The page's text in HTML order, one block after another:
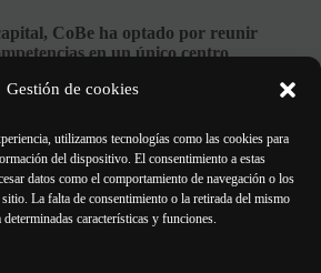
Gestión de cookies
utilizamos tecnologías como las cookies para
del dispositivo. El consentimiento a estas
datos como el comportamiento de navegación o los
La falta de consentimiento o la retirada del mismo
determinadas características y funciones.
CoBe ha optado por reunir
en un único centro
SIGUIENTE